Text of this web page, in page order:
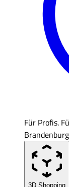
Für Profis.
Brandenburg
3D Shopping